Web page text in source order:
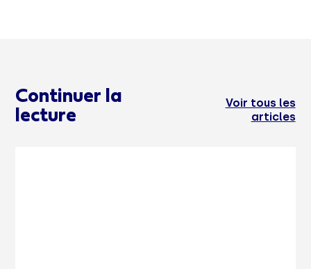
Continuer la
lecture
Voir tous les
articles